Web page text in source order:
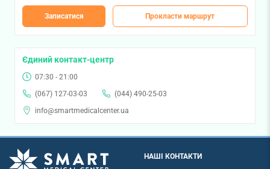
Записатися Прокласти маршрут
Єдиний контакт-центр
07:30 - 21:00
(067) 127-03-03
(044) 490-25-03
info@smartmedicalcenter.ua
НАШІ КОНТАКТИ